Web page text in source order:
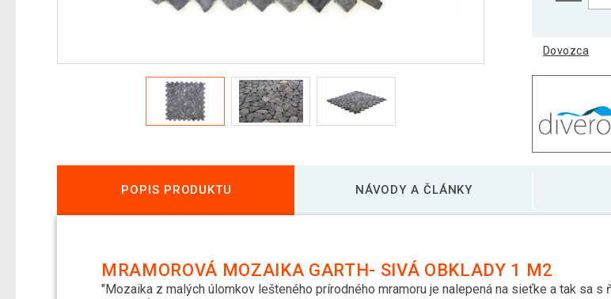
Dovozca
POPIS PRODUKTU NÁVODY A ČLÁNKY
MRAMOROVÁ MOZAIKA GARTH- SIVÁ OBKLADY 1 M2
"Mozaika z malých úlomkov lešteného prírodného mramoru je nalepená na sieťke a tak sa